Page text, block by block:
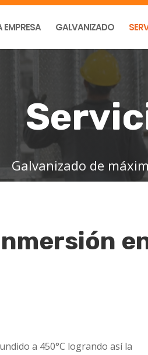
EMPRESA GALVANIZADO
Galvanizado de
a 450°C logrando así la